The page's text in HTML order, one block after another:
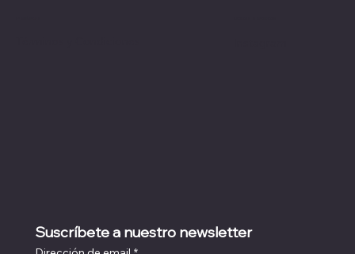
Suscríbete a nuestro newsletter